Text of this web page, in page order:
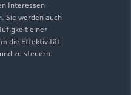
Interessen
Sie werden auch
einer
die Effektivität
zu steuern.